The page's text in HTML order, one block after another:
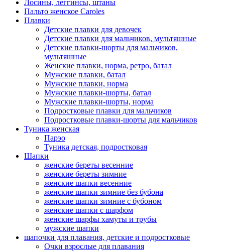
Лосины, леггинсы, штаны
Пальто женское Caroles
Плавки
Детские плавки для девочек
Детские плавки для мальчиков, мультяшные
Детские плавки-шорты для мальчиков,
мультяшные
Женские плавки, норма, ретро, батал
Мужские плавки, батал
Мужские плавки, норма
Мужские плавки-шорты, батал
Мужские плавки-шорты, норма
Подростковые плавки для мальчиков
Подростковые плавки-шорты для мальчиков
Туникa женская
Парэо
Туника детская, подростковая
Шапки
женские береты весенние
женские береты зимние
женские шапки весенние
женские шапки зимние без бубона
женские шапки зимние с бубоном
женские шапки с шарфом
женские шарфы хамуты и трубы
мужские шапки
шапочки для плавания, детские и подростковые
Очки взрослые для плавания